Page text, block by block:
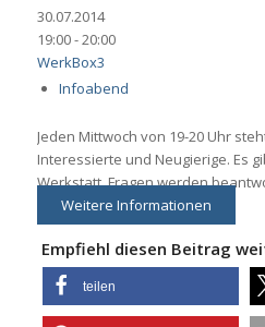
30.07.2014
19:00 - 20:00
WerkBox3
Infoabend
Jeden Mittwoch von 19-20 Uhr
Interessierte und Neugierige. Es
Werkstatt, Fragen werden
Weitere Informationen
Empfiehl diesen Beitrag
teilen